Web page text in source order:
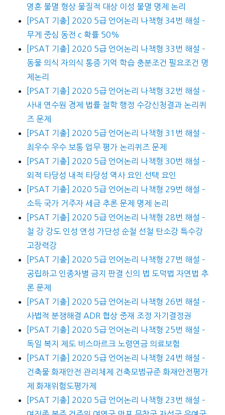
영혼 불멸 형상 물질적 대상 이성 불멸 명제 논리
[PSAT 기출] 2020 5급 언어논리 나책형 34번 해설 –
무게 중심 동전 c 확률 50%
[PSAT 기출] 2020 5급 언어논리 나책형 33번 해설 –
동물 의식 자의식 통증 기억 학습 충분조건 필요조건 명
제논리
[PSAT 기출] 2020 5급 언어논리 나책형 32번 해설 –
사내 연수원 경제 법률 철학 행정 수강신청결과 논리퀴
즈 문제
[PSAT 기출] 2020 5급 언어논리 나책형 31번 해설 –
최우수 우수 보통 업무 평가 논리퀴즈 문제
[PSAT 기출] 2020 5급 언어논리 나책형 30번 해설 –
외적 타당성 내적 타당성 역사 요인 선택 요인
[PSAT 기출] 2020 5급 언어논리 나책형 29번 해설 –
소득 국가 거주자 세금 추론 문제 명제 논리
[PSAT 기출] 2020 5급 언어논리 나책형 28번 해설 –
철 강 강도 인성 연성 가단성 순철 선철 탄소강 특수강
고장력강
[PSAT 기출] 2020 5급 언어논리 나책형 27번 해설 –
공립하고 인종차별 금지 판결 신의 법 도덕법 자연법 추
론 문제
[PSAT 기출] 2020 5급 언어논리 나책형 26번 해설 –
사법적 분쟁해결 ADR 협상 중재 조정 자기결정권
[PSAT 기출] 2020 5급 언어논리 나책형 25번 해설 –
독일 복지 제도 비스마르크 노령연금 의료보험
[PSAT 기출] 2020 5급 언어논리 나책형 24번 해설 –
건축물 화재안전 관리체제 건축모범규준 화재안전평가
제 화재위험도평가제
[PSAT 기출] 2020 5급 언어논리 나책형 23번 해설 –